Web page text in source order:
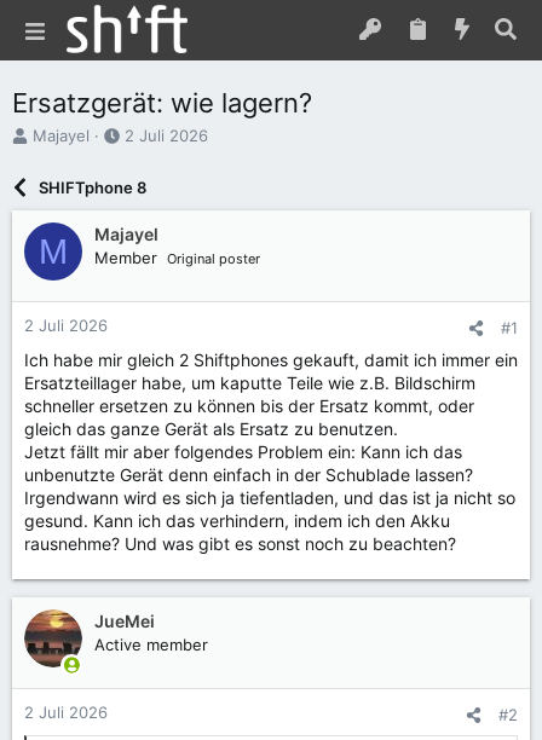
Ersatzgerät: wie lagern?
E
e
r
Majayel
E
t
l
l
a
2 Juli 2026
SHIFTphone 8
M Majayel
Member Original poster
2 Juli 2026 #1
Ich habe mir gleich 2 Shiftphones gekauft, damit ich immer ein
Ersatzteillager habe, um kaputte Teile wie z.B. Bildschirm
schneller ersetzen zu können bis der Ersatz kommt, oder
gleich das ganze Gerät als Ersatz zu benutzen.
Jetzt fällt mir aber folgendes Problem ein: Kann ich das
unbenutzte Gerät denn einfach in der Schublade lassen?
Irgendwann wird es sich ja tiefentladen, und das ist ja nicht so
gesund. Kann ich das verhindern, indem ich den Akku
rausnehme? Und was gibt es sonst noch zu beachten?
JueMei
Active member
2 Juli 2026 #2